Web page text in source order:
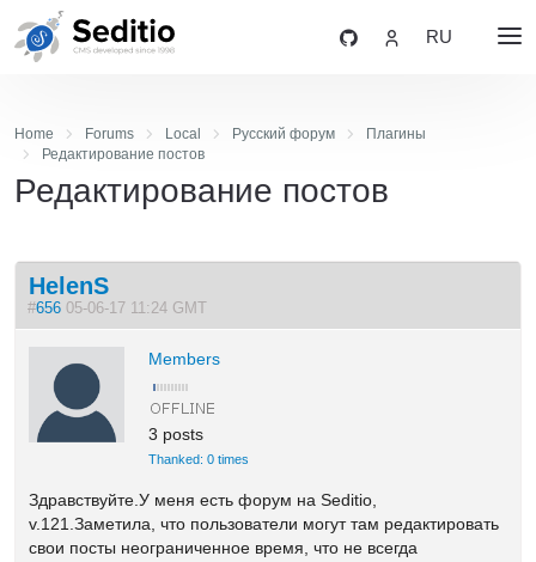
RU
Home Forums Local Русский форум
Плагины
Редактирование постов
Редактирование постов
HelenS
#656 05-06-17 11:24 GMT
Members
3 posts
Thanked: 0 times
Здравствуйте.У меня есть форум на Seditio,
v.121.Заметила, что пользователи могут там редактировать
свои посты неограниченное время, что не всегда